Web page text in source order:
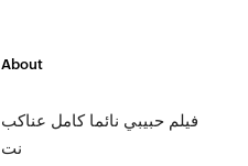
About
فيلم حبيبي نائما كامل عناكب
نت